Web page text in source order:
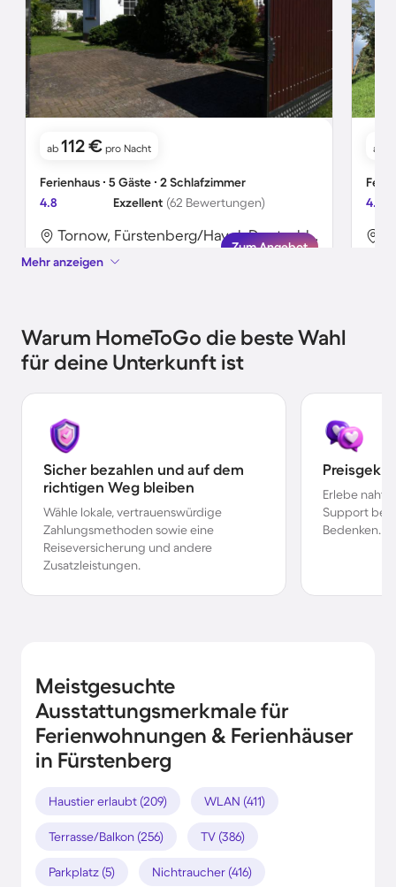
ab 112 € pro Nacht
Ferienhaus ∙ 5 Gäste ∙ 2 Schlafzimmer
4.8
Exzellent (62 Bewertungen)
Tornow, Fürstenberg/Havel, Deutschland
Zum Angebot
ab
4.9
Mehr anzeigen
Warum HomeToGo die beste Wahl
für deine Unterkunft ist
Sicher bezahlen und auf dem
richtigen Weg bleiben
Wähle lokale, vertrauenswürdige
Zahlungsmethoden sowie eine
Reiseversicherung und andere
Zusatzleistungen.
Erlebe
Support bei
Bedenken.
Meistgesuchte
Ausstattungsmerkmale für
Ferienwohnungen & Ferienhäuser
in Fürstenberg
Haustier erlaubt (209) WLAN (411)
Terrasse/Balkon (256) TV (386)
Parkplatz (5) Nichtraucher (416)